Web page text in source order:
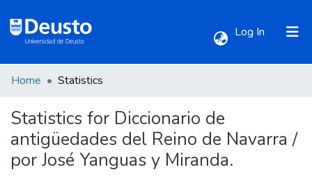
Log In (current)
All of DSpace
Home Statistics
Statistics for Diccionario de
antigüedades del Reino de Navarra /
por José Yanguas y Miranda.